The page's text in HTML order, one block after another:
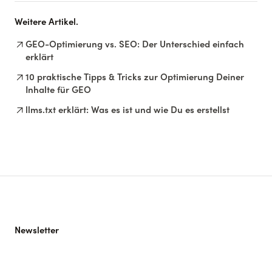
Weitere Artikel.
arrow_outward GEO-Optimierung vs. SEO: Der Unterschied einfach
erklärt
arrow_outward 10 praktische Tipps & Tricks zur Optimierung Deiner
Inhalte für GEO
arrow_outward llms.txt erklärt: Was es ist und wie Du es erstellst
Newsletter